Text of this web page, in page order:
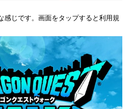
感じです。画面をタップすると利用規